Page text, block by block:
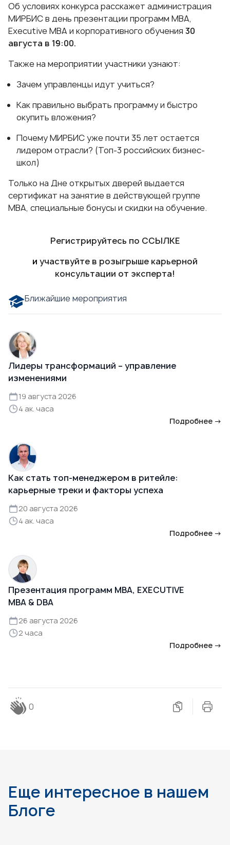
Об условиях конкурса расскажет администрация
МИРБИС в день презентации программ МВА,
Executive МВА и корпоративного обучения 30
августа в 19:00.
Также на мероприятии участники узнают:
Зачем управленцы идут учиться?
Как правильно выбрать программу и быстро
окупить вложения?
Почему МИРБИС уже почти 35 лет остается
лидером отрасли? (Топ-3 российских бизнес-
школ)
Только на Дне открытых дверей выдается
сертификат на занятие в действующей группе
МВА, специальные бонусы и скидки на обучение.
Регистрируйтесь по ССЫЛКЕ
и участвуйте в розыгрыше карьерной
консультации от эксперта!
Ближайшие мероприятия
Лидеры трансформаций – управление
изменениями
19 августа 2026
4 ак. часа
Подробнее →
Как стать топ-менеджером в ритейле:
карьерные треки и факторы успеха
20 августа 2026
4 ак. часа
Подробнее →
Презентация программ MBA, EXECUTIVE
MBA & DBA
26 августа 2026
2 часа
Подробнее →
0
Еще интересное в нашем
Блоге